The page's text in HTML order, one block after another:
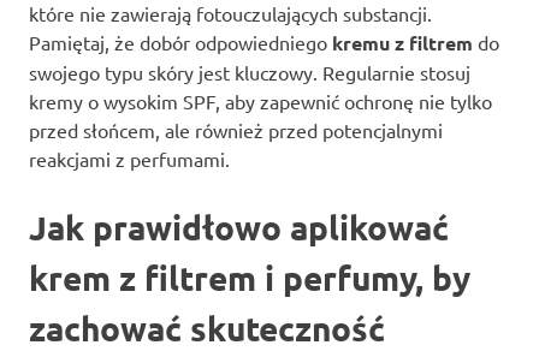
które nie zawierają fotouczulających substancji.
Pamiętaj, że dobór odpowiedniego kremu z filtrem do
swojego typu skóry jest kluczowy. Regularnie stosuj
kremy o wysokim SPF, aby zapewnić ochronę nie tylko
przed słońcem, ale również przed potencjalnymi
reakcjami z perfumami.
Jak prawidłowo aplikować
krem z filtrem i perfumy, by
zachować skuteczność